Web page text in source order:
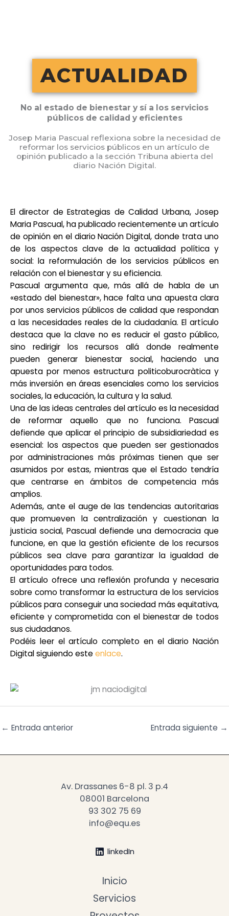
ACTUALIDAD
No al estado de bienestar y sí a los servicios
públicos de calidad y eficientes
Josep Maria Pascual reflexiona sobre la necesidad de
reformar los servicios públicos en un artículo de
opinión publicado a la sección Tribuna abierta del
diario Nación Digital.
El director de Estrategias de Calidad Urbana, Josep
Maria Pascual, ha publicado recientemente un artículo
de opinión en el diario Nación Digital, donde trata uno
de los aspectos clave de la actualidad política y
social: la reformulación de los servicios públicos en
relación con el bienestar y su eficiencia.
Pascual argumenta que, más allá de habla de un
«estado del bienestar», hace falta una apuesta clara
por unos servicios públicos de calidad que respondan
a las necesidades reales de la ciudadanía. El artículo
destaca que la clave no es reducir el gasto público,
sino redirigir los recursos allá donde realmente
pueden generar bienestar social, haciendo una
apuesta por menos estructura politicoburocràtica y
más inversión en áreas esenciales como los servicios
sociales, la educación, la cultura y la salud.
Una de las ideas centrales del artículo es la necesidad
de reformar aquello que no funciona. Pascual
defiende que aplicar el principio de subsidiariedad es
esencial: los aspectos que pueden ser gestionados
por administraciones más próximas tienen que ser
asumidos por estas, mientras que el Estado tendría
que centrarse en ámbitos de competencia más
amplios.
Además, ante el auge de las tendencias autoritarias
que promueven la centralización y cuestionan la
justicia social, Pascual defiende una democracia que
funcione, en que la gestión eficiente de los recursos
públicos sea clave para garantizar la igualdad de
oportunidades para todos.
El artículo ofrece una reflexión profunda y necesaria
sobre como transformar la estructura de los servicios
públicos para conseguir una sociedad más equitativa,
eficiente y comprometida con el bienestar de todos
sus ciudadanos.
Podéis leer el artículo completo en el diario Nación
Digital siguiendo esteenlace.
← Entrada anterior Entrada siguiente →
Av. Drassanes 6-8 pl. 3 p.4
08001 Barcelona
93 302 75 69
info@equ.es
linkedIn
Inicio
Servicios